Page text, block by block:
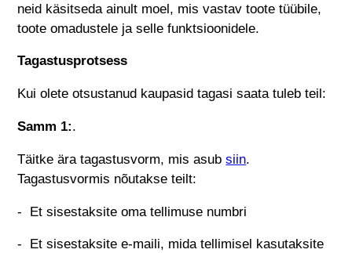
neid käsitseda ainult moel, mis vastav toote tüübile,
toote omadustele ja selle funktsioonidele.
Tagastusprotsess
Kui olete otsustanud kaupasid tagasi saata tuleb teil:
Samm 1:.
Täitke ära tagastusvorm, mis asubsiin.
Tagastusvormis nõutakse teilt:
- Et sisestaksite oma tellimuse numbri
- Et sisestaksite e-maili, mida tellimisel kasutaksite